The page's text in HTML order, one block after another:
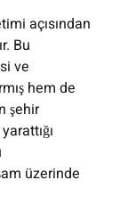
açısından
Bu
ve
hem de
şehir
üzerinde